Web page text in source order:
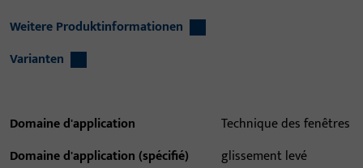
Weitere Produktinformationen
Varianten
Domaine d'application
Technique des fenêtres
Domaine d'application (spécifié)
glissement levé